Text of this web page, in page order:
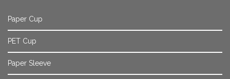
Paper Cup
PET Cup
Paper Sleeve